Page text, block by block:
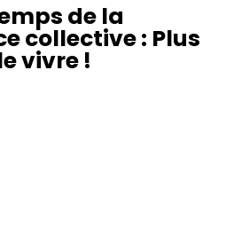
de la
collective : Plus
vivre !